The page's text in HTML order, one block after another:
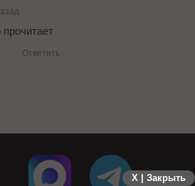
прочитает
Ответить
X | Закрыть